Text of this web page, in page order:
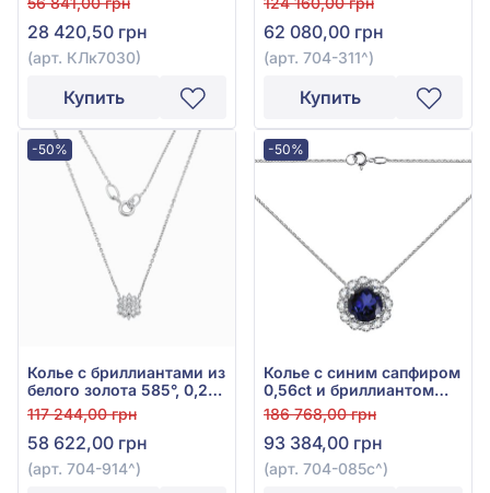
КЛк7030
28 420,50 грн
(арт. КЛк7030)
Купить
704-311
62 080,00 грн
(арт. 704-311^)
Купить
-50%
Колье с бриллиантами из
белого золота 585°, 0,2ct,
арт. 704-914
117 244,00 грн
58 622,00 грн
(арт. 704-914^)
-50%
Колье с синим сапфиром
0,56ct и бриллиантом
0,18ct из белого золота
585°, арт. 704-085с
186 768,00 грн
93 384,00 грн
(арт. 704-085с^)